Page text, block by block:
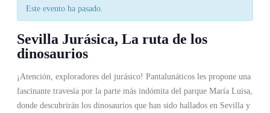
Este evento ha pasado.
Sevilla Jurásica, La ruta de los
dinosaurios
¡Atención, exploradores del jurásico! Pantalunáticos les propone una
fascinante travesía por la parte más indómita del parque María Luisa,
donde descubrirán los dinosaurios que han sido hallados en Sevilla y